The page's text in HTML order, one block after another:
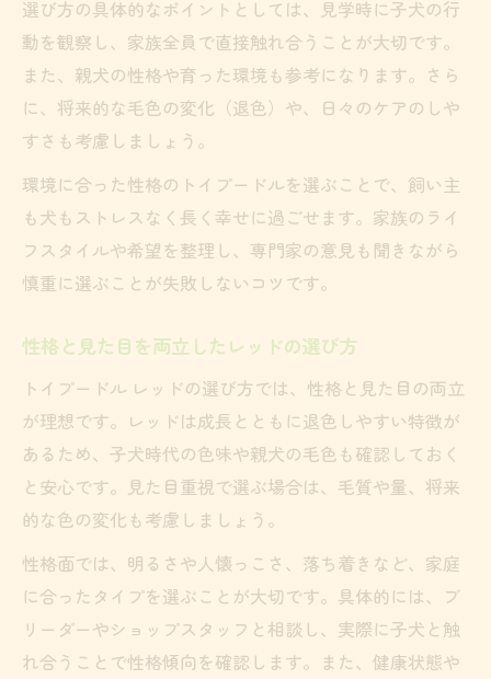
選び方の具体的なポイントとしては、見学時に子犬の行
動を観察し、家族全員で直接触れ合うことが大切です。
また、親犬の性格や育った環境も参考になります。さら
に、将来的な毛色の変化（退色）や、日々のケアのしや
すさも考慮しましょう。
環境に合った性格のトイプードルを選ぶことで、飼い主
も犬もストレスなく長く幸せに過ごせます。家族のライ
フスタイルや希望を整理し、専門家の意見も聞きながら
慎重に選ぶことが失敗しないコツです。
性格と見た目を両立したレッドの選び方
トイプードル レッドの選び方では、性格と見た目の両立
が理想です。レッドは成長とともに退色しやすい特徴が
あるため、子犬時代の色味や親犬の毛色も確認しておく
と安心です。見た目重視で選ぶ場合は、毛質や量、将来
的な色の変化も考慮しましょう。
性格面では、明るさや人懐っこさ、落ち着きなど、家庭
に合ったタイプを選ぶことが大切です。具体的には、ブ
リーダーやショップスタッフと相談し、実際に子犬と触
れ合うことで性格傾向を確認します。また、健康状態や